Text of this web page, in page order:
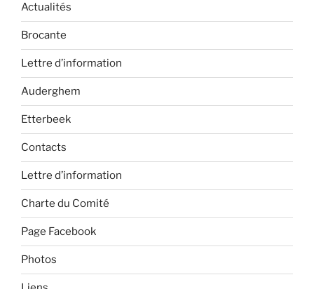
Actualités
Brocante
Lettre d’information
Auderghem
Etterbeek
Contacts
Lettre d’information
Charte du Comité
Page Facebook
Photos